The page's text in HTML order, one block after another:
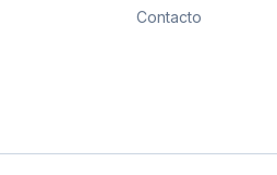
Contacto